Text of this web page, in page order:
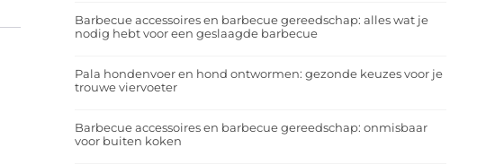
Barbecue accessoires en barbecue gereedschap: alles wat je
nodig hebt voor een geslaagde barbecue
Pala hondenvoer en hond ontwormen: gezonde keuzes voor je
trouwe viervoeter
Barbecue accessoires en barbecue gereedschap: onmisbaar
voor buiten koken